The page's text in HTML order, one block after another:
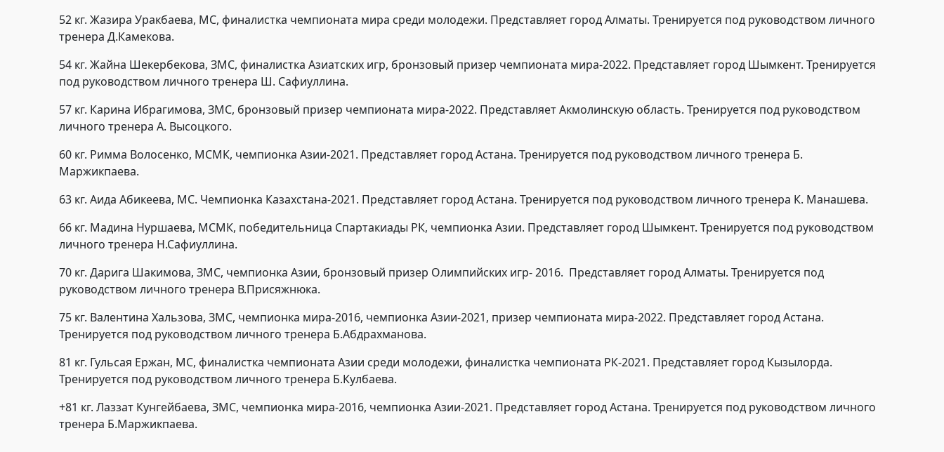
52 кг. Жазира Уракбаева, МС, финалистка чемпионата мира среди молодежи. Представляет город Алматы. Тренируется под руководством личного
тренера Д.Камекова.
54 кг. Жайна Шекербекова, ЗМС, финалистка Азиатских игр, бронзовый призер чемпионата мира-2022. Представляет город Шымкент. Тренируется
под руководством личного тренера Ш. Сафиуллина.
57 кг. Карина Ибрагимова, ЗМС, бронзовый призер чемпионата мира-2022. Представляет Акмолинскую область. Тренируется под руководством
личного тренера А. Высоцкого.
60 кг. Римма Волосенко, МСМК, чемпионка Азии-2021. Представляет город Астана. Тренируется под руководством личного тренера Б.
Маржикпаева.
63 кг. Аида Абикеева, МС. Чемпионка Казахстана-2021. Представляет город Астана. Тренируется под руководством личного тренера К. Манашева.
66 кг. Мадина Нуршаева, МСМК, победительница Спартакиады РК, чемпионка Азии. Представляет город Шымкент. Тренируется под руководством
личного тренера Н.Сафиуллина.
70 кг. Дарига Шакимова, ЗМС, чемпионка Азии, бронзовый призер Олимпийских игр- 2016. Представляет город Алматы. Тренируется под
руководством личного тренера В.Присяжнюка.
75 кг. Валентина Хальзова, ЗМС, чемпионка мира-2016, чемпионка Азии-2021, призер чемпионата мира-2022. Представляет город Астана.
Тренируется под руководством личного тренера Б.Абдрахманова.
81 кг. Гульсая Ержан, МС, финалистка чемпионата Азии среди молодежи, финалистка чемпионата РК-2021. Представляет город Кызылорда.
Тренируется под руководством личного тренера Б.Кулбаева.
+81 кг. Лаззат Кунгейбаева, ЗМС, чемпионка мира-2016, чемпионка Азии-2021. Представляет город Астана. Тренируется под руководством личного
тренера Б.Маржикпаева.